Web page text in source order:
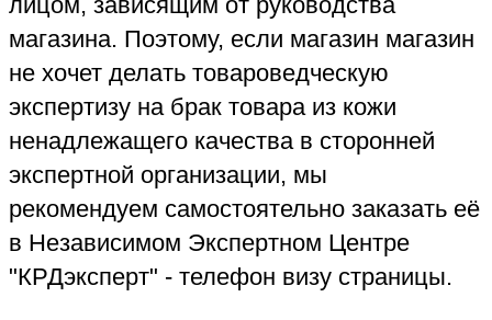
Недостатки, которые возникают на
вещах из кожи, могут быть результатом
нарушения технологии выделки шкурок,
или нарушением пошива кожаной вещи,
или несоблюдением условий хранения
кожи, или из-за неправильной
предпродажной подготовки кожаного
независимой экспертизы является для
покупателя убытком, причиненным
качества.